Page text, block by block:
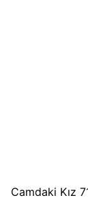
Camdaki Kız